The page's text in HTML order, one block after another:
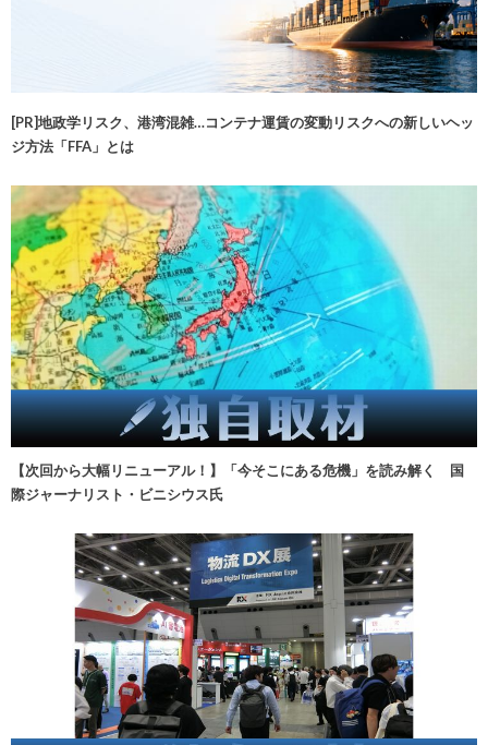
[PR]地政学リスク、港湾混雑…コンテナ運賃の変動リスクへの新しいヘッ
ジ方法「FFA」とは
【次回から大幅リニューアル！】「今そこにある危機」を読み解く 国
際ジャーナリスト・ビニシウス氏